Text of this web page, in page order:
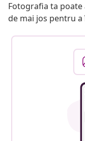
Fotografia ta poate
de mai jos pentru a